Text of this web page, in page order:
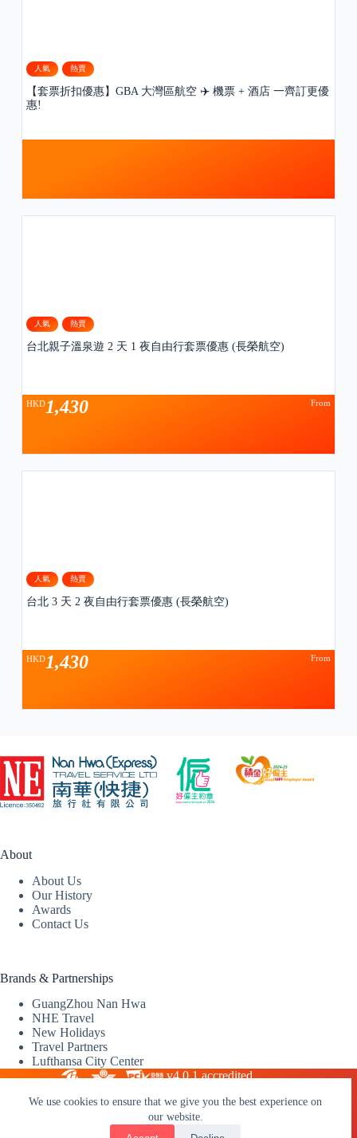
We use cookies to ensure that we give you the best experience on
our website.
人氣 熱賣
【套票折扣優惠】GBA 大灣區航空 ✈️ 機票 + 酒店 一齊訂更優
惠!
人氣 熱賣
台北親子溫泉遊 2 天 1 夜自由行套票優惠 (長榮航空)
From
HKD1,430
人氣 熱賣
台北 3 天 2 夜自由行套票優惠 (長榮航空)
From
HKD1,430
About
About Us
Our History
Awards
Contact Us
Brands & Partnerships
GuangZhou Nan Hwa
NHE Travel
New Holidays
Travel Partners
Lufthansa City Center
v4.0.1 accredited
2026 © Nan Hwa (Express) Travel Service Limited |